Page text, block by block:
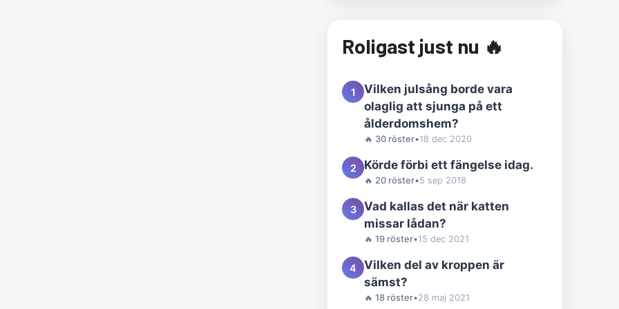
Roligast just nu 🔥
1
Vilken julsång borde vara
olaglig att sjunga på ett
ålderdomshem?
🔥 30 röster•18 dec 2020
2 Körde förbi ett fängelse idag.
🔥 20 röster•5 sep 2018
3
Vad kallas det när katten
missar lådan?
🔥 19 röster•15 dec 2021
4
Vilken del av kroppen är
sämst?
🔥 18 röster•28 maj 2021